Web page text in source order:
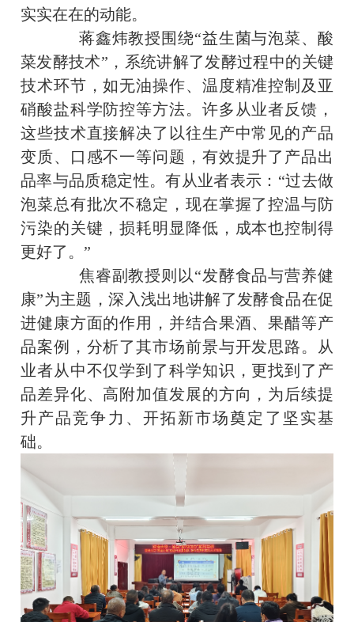
实实在在的动能。
蒋鑫炜教授围绕“益生菌与泡菜、酸
菜发酵技术”，系统讲解了发酵过程中的关键
技术环节，如无油操作、温度精准控制及亚
硝酸盐科学防控等方法。许多从业者反馈，
这些技术直接解决了以往生产中常见的产品
变质、口感不一等问题，有效提升了产品出
品率与品质稳定性。有从业者表示：“过去做
泡菜总有批次不稳定，现在掌握了控温与防
污染的关键，损耗明显降低，成本也控制得
更好了。”
焦睿副教授则以“发酵食品与营养健
康”为主题，深入浅出地讲解了发酵食品在促
进健康方面的作用，并结合果酒、果醋等产
品案例，分析了其市场前景与开发思路。从
业者从中不仅学到了科学知识，更找到了产
品差异化、高附加值发展的方向，为后续提
升产品竞争力、开拓新市场奠定了坚实基
础。